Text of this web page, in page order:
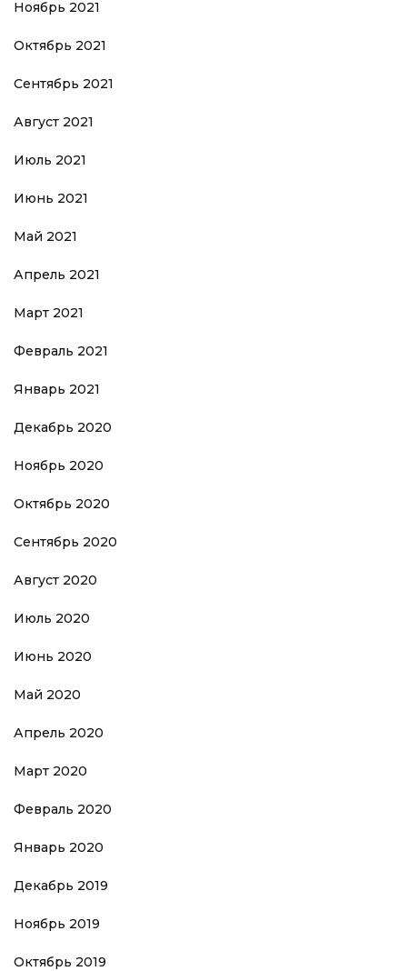
Ноябрь 2021
Октябрь 2021
Сентябрь 2021
Август 2021
Июль 2021
Июнь 2021
Май 2021
Апрель 2021
Март 2021
Февраль 2021
Январь 2021
Декабрь 2020
Ноябрь 2020
Октябрь 2020
Сентябрь 2020
Август 2020
Июль 2020
Июнь 2020
Май 2020
Апрель 2020
Март 2020
Февраль 2020
Январь 2020
Декабрь 2019
Ноябрь 2019
Октябрь 2019